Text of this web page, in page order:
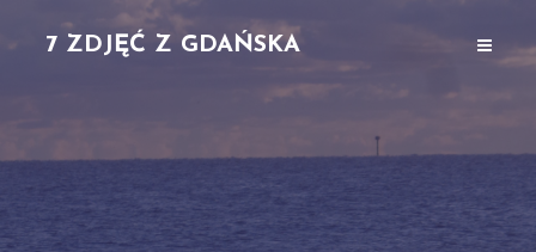
7 ZDJĘĆ Z GDAŃSKA